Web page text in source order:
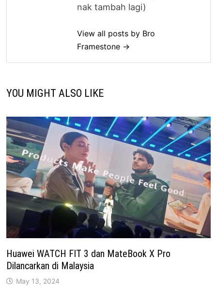
nak tambah lagi)
View all posts by Bro
Framestone →
YOU MIGHT ALSO LIKE
Huawei WATCH FIT 3 dan MateBook X Pro
Dilancarkan di Malaysia
May 13, 2024